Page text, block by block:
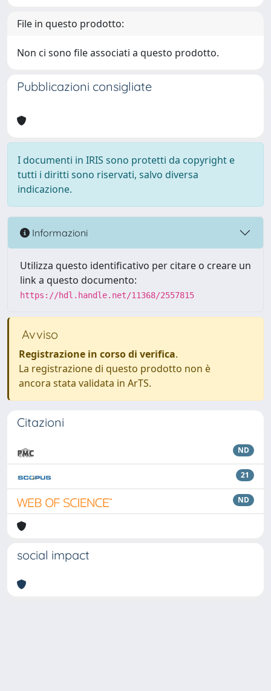
File in questo prodotto:
Non ci sono file associati a questo prodotto.
Pubblicazioni consigliate
I documenti in IRIS sono protetti da copyright e
tutti i diritti sono riservati, salvo diversa
indicazione.
Informazioni
Utilizza questo identificativo per citare o creare un
link a questo documento:
https://hdl.handle.net/11368/2557815
Avviso
Registrazione in corso di verifica.
La registrazione di questo prodotto non è
ancora stata validata in ArTS.
Citazioni
ND
21
ND
social impact